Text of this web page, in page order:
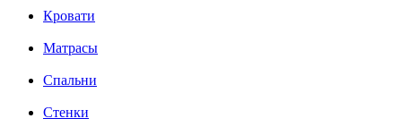
Кровати
Матрасы
Cпальни
Стенки